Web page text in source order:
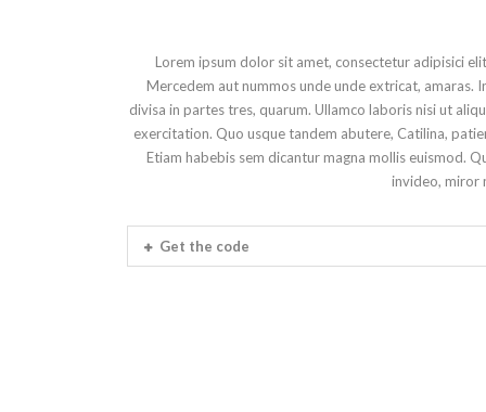
Lorem ipsum dolor sit amet, consectetur adipisici
Mercedem aut nummos unde unde extricat, amaras.
divisa in partes tres, quarum. Ullamco laboris nisi ut
exercitation. Quo usque tandem abutere, Catilina,
Etiam habebis sem dicantur magna mollis euismod.
invideo, miror
Get the code